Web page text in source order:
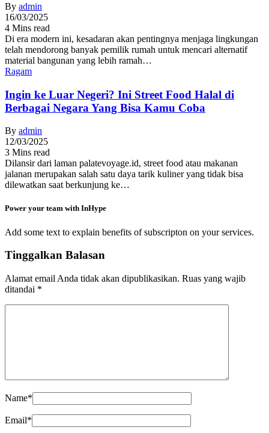
By admin
16/03/2025
4 Mins read
Di era modern ini, kesadaran akan pentingnya menjaga lingkungan
telah mendorong banyak pemilik rumah untuk mencari alternatif
material bangunan yang lebih ramah…
Ragam
Ingin ke Luar Negeri? Ini Street Food Halal di
Berbagai Negara Yang Bisa Kamu Coba
By admin
12/03/2025
3 Mins read
Dilansir dari laman palatevoyage.id, street food atau makanan
jalanan merupakan salah satu daya tarik kuliner yang tidak bisa
dilewatkan saat berkunjung ke…
Power your team with InHype
Add some text to explain benefits of subscripton on your services.
Tinggalkan Balasan
Alamat email Anda tidak akan dipublikasikan. Ruas yang wajib
ditandai *
Name*
Email*